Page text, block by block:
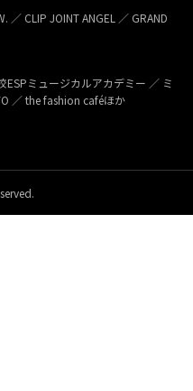
／ CLIP JOINT ANGEL ／ GRAND
ミュージカルアカデミー ／ ミ
／ the fashion caféほか